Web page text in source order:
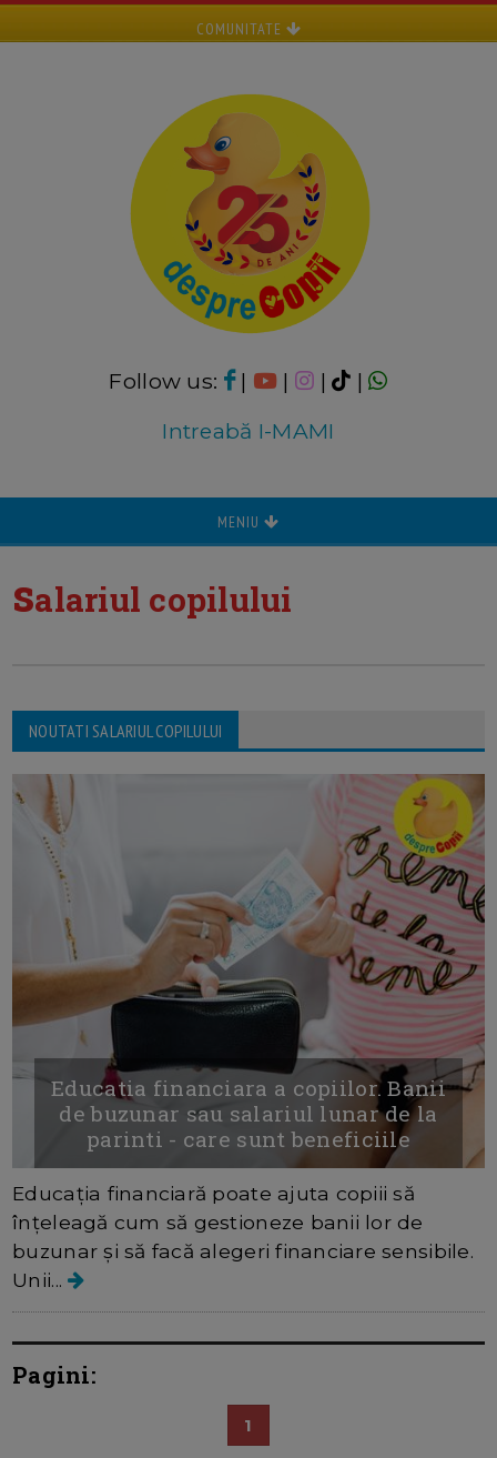
COMUNITATE
Follow us: | | |
|
Intreabă I-MAMI
MENIU
salariul copilului
NOUTATI SALARIUL COPILULUI
Educatia financiara a copiilor. Banii
de buzunar sau salariul lunar de la
parinti - care sunt beneficiile
Educația financiară poate ajuta copiii să
înțeleagă cum să gestioneze banii lor de
buzunar și să facă alegeri financiare sensibile.
Unii...
Pagini:
1